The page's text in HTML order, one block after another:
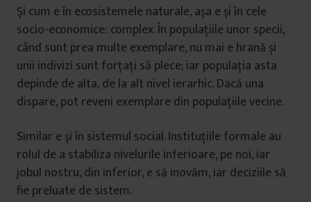
Și cum e în ecosistemele naturale, așa e și în cele
socio-economice: complex. În populațiile unor specii,
când sunt prea multe exemplare, nu mai e hrană și
unii indivizi sunt forțați să plece; iar populația asta
depinde de alta, de la alt nivel ierarhic. Dacă una
dispare, pot reveni exemplare din populațiile vecine.
Similar e și în sistemul social. Instituțiile formale au
rolul de a stabiliza nivelurile inferioare, pe noi, iar
jobul nostru, din inferior, e să inovăm, iar deciziile să
fie preluate de sistem.